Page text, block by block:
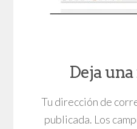
Deja
Tu dirección de
publicada. Los